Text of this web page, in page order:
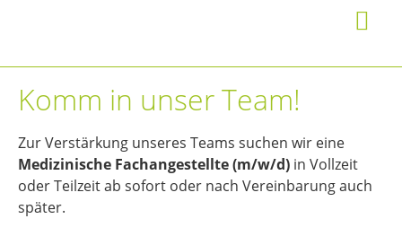
Komm in unser Team!
Zur Verstärkung unseres Teams suchen wir eine
Medizinische Fachangestellte (m/w/d) in Vollzeit
oder Teilzeit ab sofort oder nach Vereinbarung auch
später.